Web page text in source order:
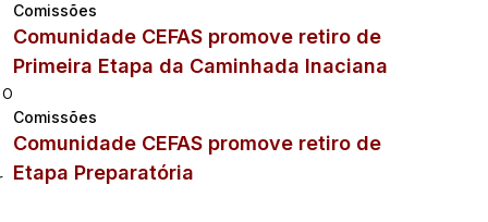
Comissões
Comunidade CEFAS promove retiro de
Primeira Etapa da Caminhada Inaciana
Comissões
Comunidade CEFAS promove retiro de
Etapa Preparatória